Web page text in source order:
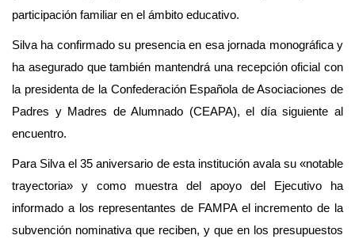
participación familiar en el ámbito educativo.
Silva ha confirmado su presencia en esa jornada monográfica y
ha asegurado que también mantendrá una recepción oficial con
la presidenta de la Confederación Española de Asociaciones de
Padres y Madres de Alumnado (CEAPA), el día siguiente al
encuentro.
Para Silva el 35 aniversario de esta institución avala su «notable
trayectoria» y como muestra del apoyo del Ejecutivo ha
informado a los representantes de FAMPA el incremento de la
subvención nominativa que reciben, y que en los presupuestos